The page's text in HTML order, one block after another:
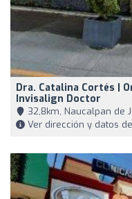
Dra. Catalina Cortés |
Invisalign Doctor
32,8km, Naucalpan de
Ver dirección y datos